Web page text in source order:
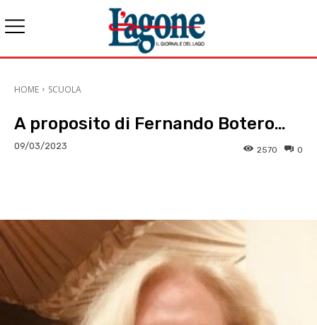
HOME SCUOLA
A proposito di Fernando Botero…
09/03/2023 0
2570